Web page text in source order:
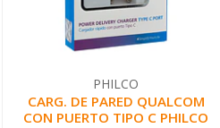
PHILCO
CARG. DE PARED QUALCOM
CON PUERTO TIPO C PHILCO